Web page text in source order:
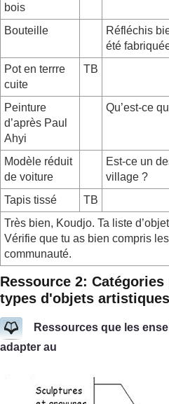
bois
Bouteille
Réfléchis
été
Pot en terrre
cuite
TB
Peinture
d’après Paul
Ahyi
Qu’est-ce
Modèle réduit
de voiture
Est-ce un
village ?
Tapis tissé
TB
Très bien, Koudjo. Ta liste
Vérifie que tu as bien compris
communauté.
Ressource 2:
types d'objets artistiques
Ressources que les
adapter au